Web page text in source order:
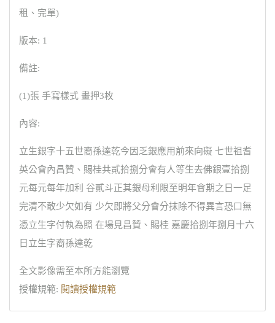
租、完單)
版本: 1
備註:
(1)張 手寫樣式 畫押3枚
內容:
立生銀字十五世裔孫達乾今因乏銀應用前來向礙 七世祖耆
英公會內昌贊、賜桂共貳拾捌分會有人等生去佛銀壹拾捌
元每元每年加利 谷貳斗正其銀母利限至明年會期之日一足
完清不敢少欠如有 少欠即將父分會分抹除不得異言恐口無
憑立生字付執為照 在場見昌贊、賜桂 嘉慶拾捌年捌月十六
日立生字裔孫達乾
全文影像需至本所方能瀏覽
授權規範: 閱讀授權規範